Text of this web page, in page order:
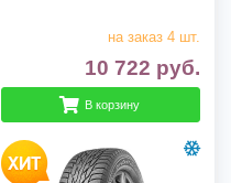
на заказ 4 шт.
10 722 руб.
В корзину